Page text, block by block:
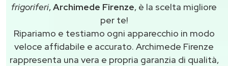
frigoriferi,Archimede Firenze, è la scelta migliore
per te!
Ripariamo e testiamo ogni apparecchio in modo
veloce affidabile e accurato. Archimede Firenze
rappresenta una vera e propria garanzia di qualità,